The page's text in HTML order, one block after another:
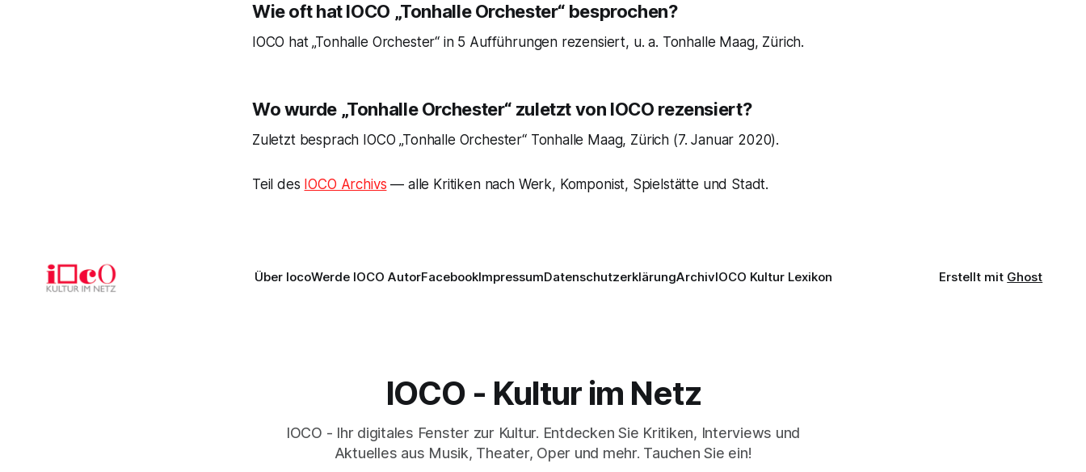
Wie oft hat IOCO „Tonhalle Orchester“ besprochen?
IOCO hat „Tonhalle Orchester“ in 5 Aufführungen rezensiert, u. a. Tonhalle Maag, Zürich.
Wo wurde „Tonhalle Orchester“ zuletzt von IOCO rezensiert?
Zuletzt besprach IOCO „Tonhalle Orchester“ Tonhalle Maag, Zürich (7. Januar 2020).
Teil des IOCO Archivs — alle Kritiken nach Werk, Komponist, Spielstätte und Stadt.
Über IocoWerde IOCO AutorFacebookImpressumDatenschutzerklärungArchivIOCO Kultur Lexikon Erstellt mit Ghost
IOCO - Kultur im Netz
IOCO - Ihr digitales Fenster zur Kultur. Entdecken Sie Kritiken, Interviews und
Aktuelles aus Musik, Theater, Oper und mehr. Tauchen Sie ein!